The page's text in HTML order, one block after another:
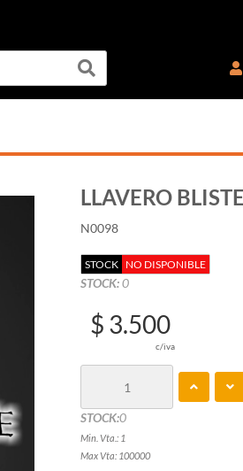
LLAVERO
N0098
STOCK NO DISPONIBLE
STOCK:0
$ 3.500
c/iva
STOCK:0
Min. Vta.: 1
Max Vta: 100000